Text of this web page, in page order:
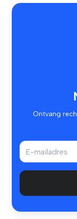
Ontvang